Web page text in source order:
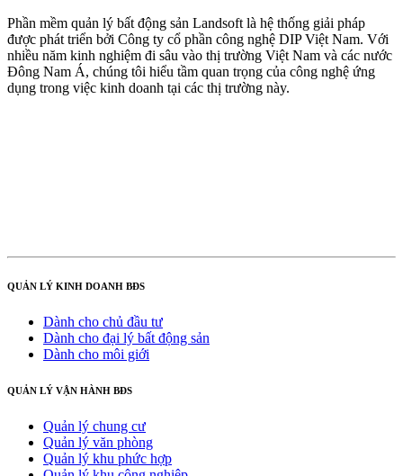
Phần mềm quản lý bất động sản Landsoft là hệ thống giải pháp
được phát triển bởi Công ty cổ phần công nghệ DIP Việt Nam. Với
nhiều năm kinh nghiệm đi sâu vào thị trường Việt Nam và các nước
Đông Nam Á, chúng tôi hiểu tầm quan trọng của công nghệ ứng
dụng trong việc kinh doanh tại các thị trường này.
QUẢN LÝ KINH DOANH BĐS
Dành cho chủ đầu tư
Dành cho đại lý bất động sản
Dành cho môi giới
QUẢN LÝ VẬN HÀNH BĐS
Quản lý chung cư
Quản lý văn phòng
Quản lý khu phức hợp